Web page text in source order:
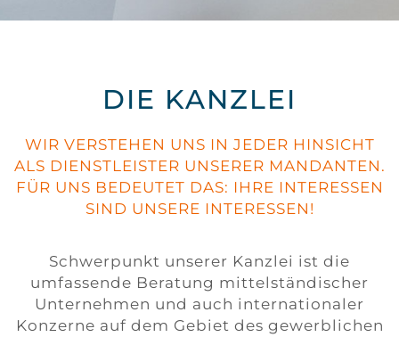
DIE KANZLEI
WIR VERSTEHEN UNS IN JEDER HINSICHT
ALS DIENSTLEISTER UNSERER MANDANTEN.
FÜR UNS BEDEUTET DAS: IHRE INTERESSEN
SIND UNSERE INTERESSEN!
Schwerpunkt unserer Kanzlei ist die
umfassende Beratung mittelständischer
Unternehmen und auch internationaler
Konzerne auf dem Gebiet des gewerblichen